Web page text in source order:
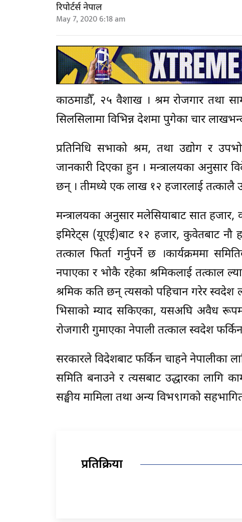
रिपोर्टर्स नेपाल
May 7, 2020 6:18 am
काठमाडौँ, २५ वैशाख । श्रम रोजगार तथा
सिलसिलामा विभिन्न देशमा पुगेका चार
प्रतिनिधि सभाको श्रम, तथा उद्योग र
जानकारी दिएका हुन । मन्त्रालयका अनुसार
छन् । तीमध्ये एक लाख १२ हजारलाई तत्कालै
मन्त्रालयका अनुसार मलेसियाबाट सात
इमिरेट्स (यूएई)बाट १२ हजार, कुवेतबाट नौ
तत्काल फिर्ता गर्नुपर्ने छ ।कार्यक्रममा
नपाएका र भोकै रहेका श्रमिकलाई तत्काल
श्रमिक कति छन् त्यसको पहिचान गरेर स्वदेश
भिसाको म्याद सकिएका, यसअघि अवैध
रोजगारी गुमाएका नेपाली तत्काल स्वदेश
सरकारले विदेशबाट फर्किन चाहने नेपालीका
समिति बनाउने र त्यसबाट उद्धारका लागि
सङ्घीय मामिला तथा अन्य विभ९ागको
प्रतिक्रिया